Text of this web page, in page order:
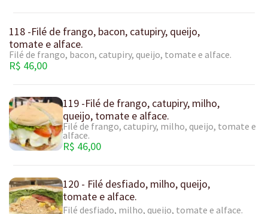
118 -Filé de frango, bacon, catupiry, queijo,
tomate e alface.
Filé de frango, bacon, catupiry, queijo, tomate e alface.
R$ 46,00
119 -Filé de frango, catupiry, milho,
queijo, tomate e alface.
Filé de frango, catupiry, milho, queijo, tomate e
alface.
R$ 46,00
120 - Filé desfiado, milho, queijo,
tomate e alface.
Filé desfiado, milho, queijo, tomate e alface.